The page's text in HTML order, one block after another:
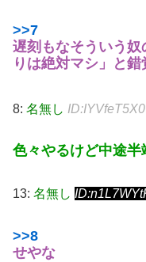
>>7
遅刻もなそういう奴
りは絶対マシ」と
8: 名無し ID:IYVfeT5X0
色々やるけど中途半
13: 名無し
>>8
せやな